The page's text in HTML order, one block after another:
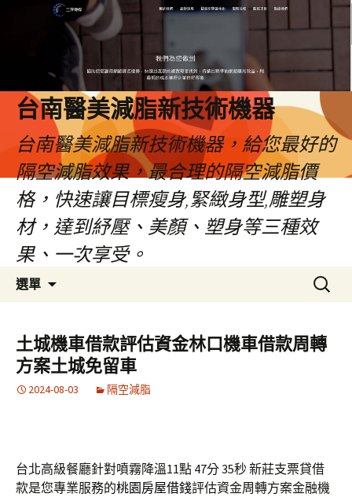
台南醫美減脂新技術機器
台南醫美減脂新技術機器，給您最好的
隔空減脂效果，最合理的隔空減脂價
格，快速讓目標瘦身,緊緻身型,雕塑身
材，達到紓壓、美顏、塑身等三種效
果、一次享受。
選單
容
搜
尋
鍵
字:
土城機車借款評估資金林口機車借款周轉
方案土城免留車
2024-08-03 隔空減脂
台北高級餐廳針對噴霧降溫11點 47分 35秒新莊支票貸借
款是您專業服務的桃園房屋借錢評估資金周轉方案金融機